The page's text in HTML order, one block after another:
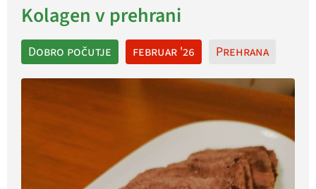
Kolagen v prehrani
Dobro počutje februar '26 Prehrana